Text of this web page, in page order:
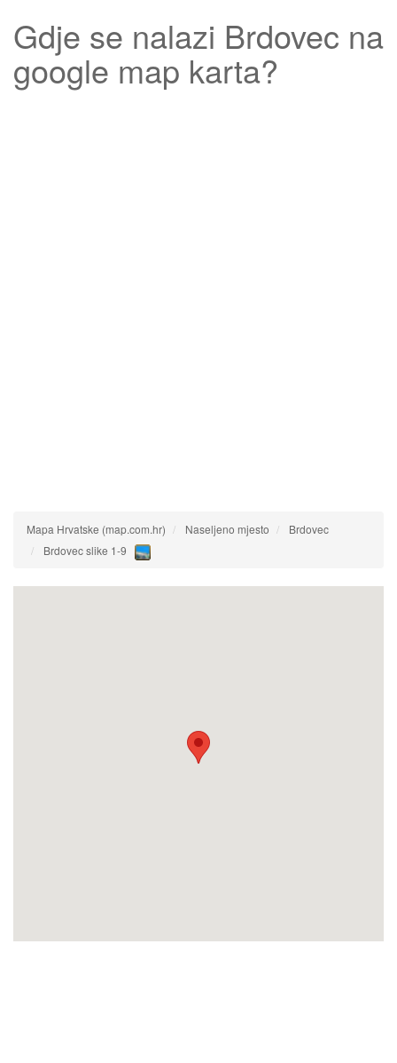
Gdje se nalazi Brdovec na
google map karta?
Mapa Hrvatske (map.com.hr) Naseljeno mjesto
Brdovec
Brdovec slike 1-9